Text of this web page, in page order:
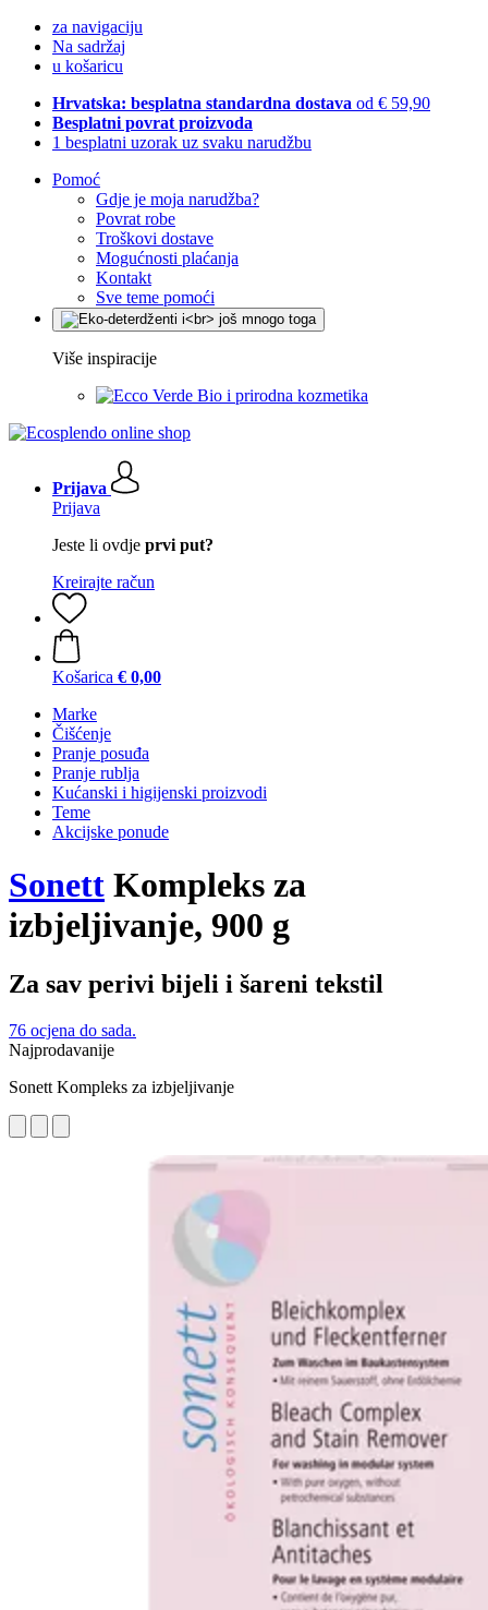
za navigaciju
Na sadržaj
u košaricu
Hrvatska: besplatna standardna dostava od € 59,90
Besplatni povrat proizvoda
1 besplatni uzorak uz svaku narudžbu
Pomoć
Gdje je moja narudžba?
Povrat robe
Troškovi dostave
Mogućnosti plaćanja
Kontakt
Sve teme pomoći
Više inspiracije
Bio i prirodna kozmetika
Prijava
Prijava
Jeste li ovdje prvi put?
Kreirajte račun
Košarica € 0,00
Marke
Čišćenje
Pranje posuđa
Pranje rublja
Kućanski i higijenski proizvodi
Teme
Akcijske ponude
Sonett Kompleks za
izbjeljivanje, 900 g
Za sav perivi bijeli i šareni tekstil
76 ocjena do sada.
Najprodavanije
Sonett Kompleks za izbjeljivanje